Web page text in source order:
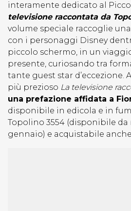
interamente dedicato al
televisione raccontata da
volume speciale raccoglie
con i personaggi Disney
piccolo schermo, in un
presente, curiosando tra
tante guest star d’eccezione.
più prezioso La televisione
una prefazione affidata a
disponibile in edicola e in
Topolino 3554 (disponibile da
gennaio) e acquistabile